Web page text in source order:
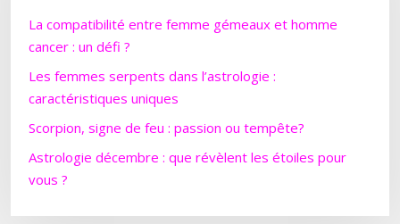
La compatibilité entre femme gémeaux et homme
cancer : un défi ?
Les femmes serpents dans l’astrologie :
caractéristiques uniques
Scorpion, signe de feu : passion ou tempête?
Astrologie décembre : que révèlent les étoiles pour
vous ?